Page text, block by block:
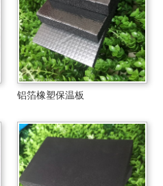
铝箔橡塑保温板